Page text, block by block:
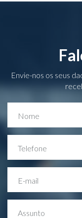
Envie-nos os seus
Nome
Telefone
E-mail
Assunto